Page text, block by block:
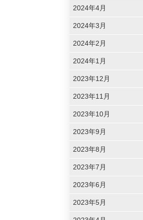
2024年4月
2024年3月
2024年2月
2024年1月
2023年12月
2023年11月
2023年10月
2023年9月
2023年8月
2023年7月
2023年6月
2023年5月